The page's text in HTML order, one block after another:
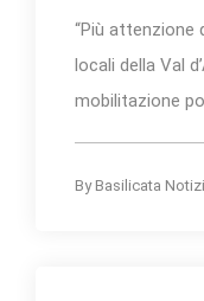
“Più attenzione
locali della Val
mobilitazione
By Basilicata